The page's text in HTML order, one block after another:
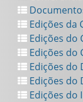
Edições da
Edições do
Edições do
Edições do
Edições do
Edições do